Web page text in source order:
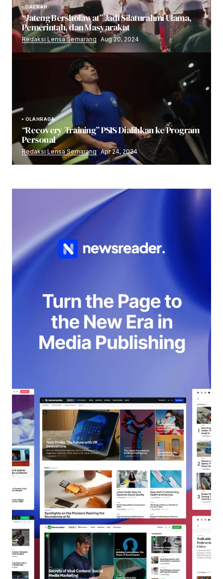
DAERAH
“Jateng Bersholawat” Jadi Silaturahmi Ulama,
Pemerintah, dan Masyarakat
Redaksi Lensa Semarang Aug 20, 2024
OLAHRAGA
“Recovery Training” PSIS Dialihkan ke Program
Personal
Redaksi Lensa Semarang Apr 24, 2024